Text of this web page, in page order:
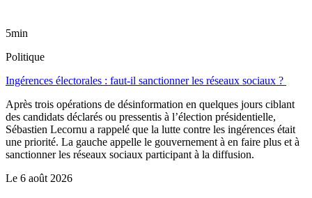
5min
Politique
Ingérences électorales : faut-il sanctionner les réseaux sociaux ?
Après trois opérations de désinformation en quelques jours ciblant
des candidats déclarés ou pressentis à l’élection présidentielle,
Sébastien Lecornu a rappelé que la lutte contre les ingérences était
une priorité. La gauche appelle le gouvernement à en faire plus et à
sanctionner les réseaux sociaux participant à la diffusion.
Le 6 août 2026